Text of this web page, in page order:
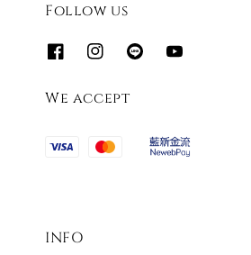
Follow us
We accept
INFO